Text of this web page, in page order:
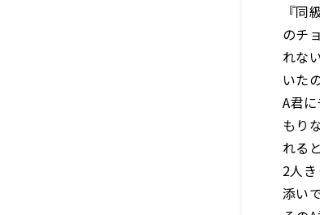
『同
のチ
れな
いた
A君
もり
れる
2人
添い